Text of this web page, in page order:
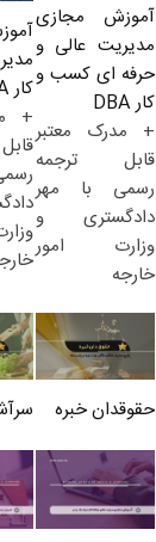
آموزش مجازی
مدیریت عالی و
حرفه ای کسب و
کار DBA
+ مدرک معتبر
قابل ترجمه
رسمی با مهر
دادگستری و
وزارت امور
خارجه
کار MBA
+
حقوقدان خبره